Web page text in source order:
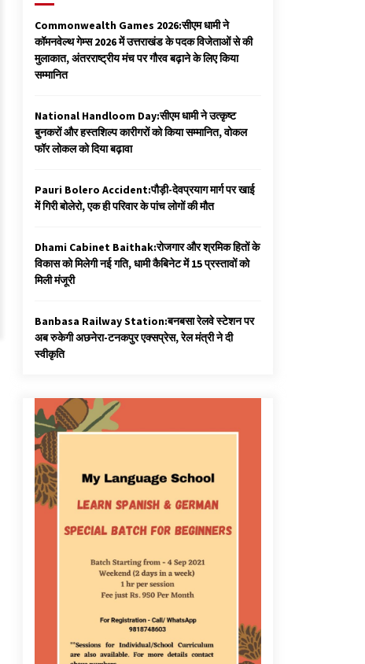
Commonwealth Games 2026:सीएम धामी ने
कॉमनवेल्थ गेम्स 2026 में उत्तराखंड के पदक विजेताओं से की
मुलाकात, अंतरराष्ट्रीय मंच पर गौरव बढ़ाने के लिए किया
सम्मानित
National Handloom Day:सीएम धामी ने उत्कृष्ट
बुनकरों और हस्तशिल्प कारीगरों को किया सम्मानित, वोकल
फॉर लोकल को दिया बढ़ावा
Pauri Bolero Accident:पौड़ी-देवप्रयाग मार्ग पर खाई
में गिरी बोलेरो, एक ही परिवार के पांच लोगों की मौत
Dhami Cabinet Baithak:रोजगार और श्रमिक हितों के
विकास को मिलेगी नई गति, धामी कैबिनेट में 15 प्रस्तावों को
मिली मंजूरी
Banbasa Railway Station:बनबसा रेलवे स्टेशन पर
अब रुकेगी अछनेरा-टनकपुर एक्सप्रेस, रेल मंत्री ने दी
स्वीकृति